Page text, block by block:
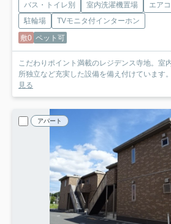
バス・トイレ別 室内洗濯機置場 エア
駐輪場
TVモニタ付インターホン
敷0 ペット可
こだわりポイント満載のレジデンス寺地。室
所独立など充実した設備を備え付けています
見る
アパート